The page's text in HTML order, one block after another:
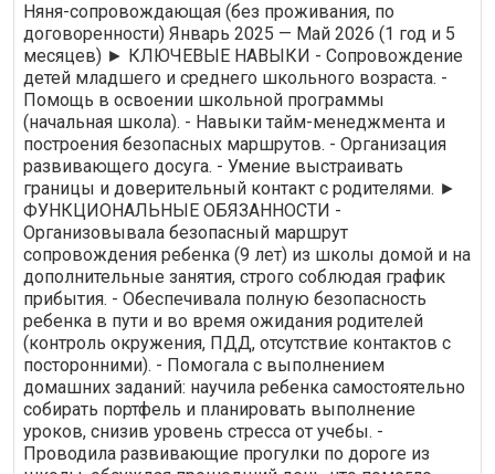
(гигиена, кормление, прогулки,
контроль безопасности и т. д.) и
развитие по возрасту (музыка,
танцы, чтение и т. д.). Няня с
большим опытом и понимает, как
совладать с малышом даже в
стрессовых ситуациях. За время
работы она ни разу не повысила
голос на ребенка. Дочь утром
встречала няню с улыбкой. Инна
Викторовна всегда шла мне
навстречу, если необходимо было
прийти раньше или задержаться. В
квартире были установлены
видеокамеры, что не смущало Инну
Викторовну. Мне необходимо выйти
на работу на полную занятость, а в
связи с работой в других семьях
няня не сможет мне помогать.
Очень жаль, что приходится
расставаться, няня за три месяца
стала для меня и дочери близким
дополнительных
болели, чётко
предписания
были с ней, я
спокойна, что
правильно.
благодарность.
Няня-сопровождающая (без проживания, по
договоренности) Январь 2025 — Май 2026 (1 год и 5
месяцев) ► КЛЮЧЕВЫЕ НАВЫКИ - Сопровождение
детей младшего и среднего школьного возраста. -
Помощь в освоении школьной программы
(начальная школа). - Навыки тайм-менеджмента и
построения безопасных маршрутов. - Организация
развивающего досуга. - Умение выстраивать
границы и доверительный контакт с родителями. ►
ФУНКЦИОНАЛЬНЫЕ ОБЯЗАННОСТИ -
Организовывала безопасный маршрут
сопровождения ребенка (9 лет) из школы домой и на
дополнительные занятия, строго соблюдая график
прибытия. - Обеспечивала полную безопасность
ребенка в пути и во время ожидания родителей
(контроль окружения, ПДД, отсутствие контактов с
посторонними). - Помогала с выполнением
домашних заданий: научила ребенка самостоятельно
собирать портфель и планировать выполнение
уроков, снизив уровень стресса от учебы. -
Проводила развивающие прогулки по дороге из